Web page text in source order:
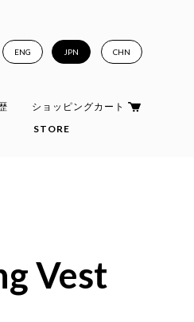
ENG JPN CHN
ショッピングカート
STORE
Vest